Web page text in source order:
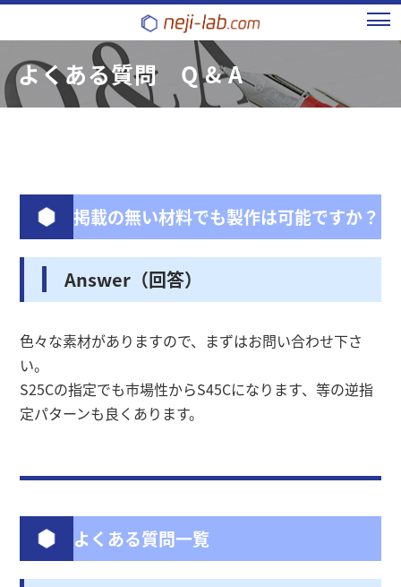
よくある質問 Q & A
掲載の無い材料でも製作は可能ですか？
Answer（回答）
色々な素材がありますので、まずはお問い合わせ下さ
い。
S25Cの指定でも市場性からS45Cになります、等の逆指
定パターンも良くあります。
よくある質問一覧